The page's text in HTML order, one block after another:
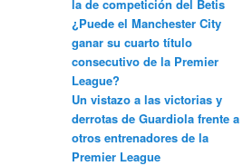
la de competición del Betis
¿Puede el Manchester City
ganar su cuarto título
consecutivo de la Premier
League?
Un vistazo a las victorias y
derrotas de Guardiola frente a
otros entrenadores de la
Premier League